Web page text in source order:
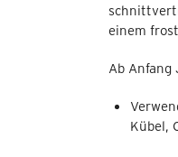
einem
Ab
Kübel,